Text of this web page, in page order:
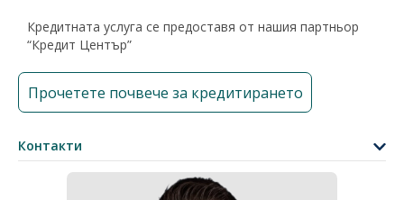
Кредитната услуга се предоставя от нашия партньор
“Кредит Център”
Прочетете почвече за кредитирането
Контакти